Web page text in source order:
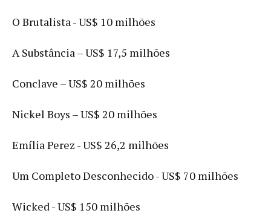
O Brutalista - US$ 10 milhões
A Substância – US$ 17,5 milhões
Conclave – US$ 20 milhões
Nickel Boys – US$ 20 milhões
Emília Perez - US$ 26,2 milhões
Um Completo Desconhecido - US$ 70 milhões
Wicked - US$ 150 milhões